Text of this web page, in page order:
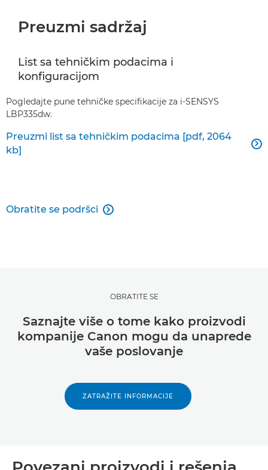
Preuzmi sadržaj
List sa tehničkim podacima i
konfiguracijom
Pogledajte pune tehničke specifikacije za i-SENSYS
LBP335dw.
Preuzmi list sa tehničkim podacima [pdf, 2064
kb]

Obratite se podršci 
OBRATITE SE
Saznajte više o tome kako proizvodi
kompanije Canon mogu da unaprede
vaše poslovanje
ZATRAŽITE INFORMACIJE